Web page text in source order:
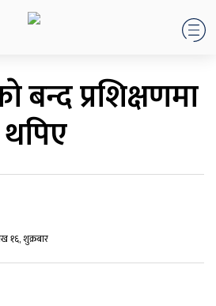
बन्द प्रशिक्षणमा
१६, शुक्रबार